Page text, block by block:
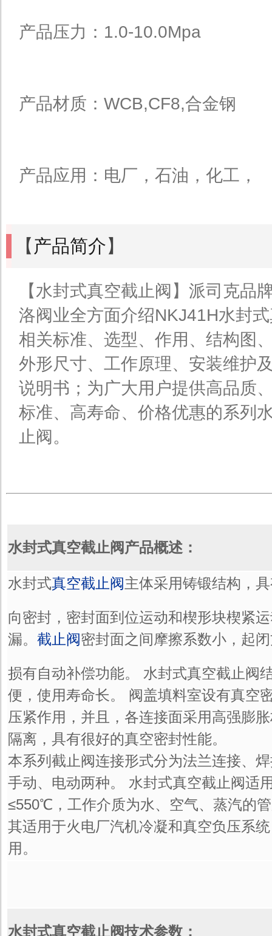
产品压力：1.0-10.0Mpa
产品材质：WCB,CF8,合金钢
产品应用：电厂，石油，化工，
【 产品简介】
【水封式真空截止阀】派司克品
洛阀业全方面介绍NKJ41H水封
相关标准、选型、作用、结构图
外形尺寸、工作原理、安装维护
说明书；为广大用户提供高品质
标准、高寿命、价格优惠的系列
止阀。
水封式真空截止阀产品概述：
水封式真空截止阀主体采用铸锻结构，
向密封，密封面到位运动和楔形块楔紧
漏。 截止阀密封面之间摩擦系数小，起
损有自动补偿功能。 水封式真空截止阀
便，使用寿命长。 阀盖填料室设有真空
压紧作用，并且，各连接面采用高强膨
隔离，具有很好的真空密封性能。
本系列截止阀连接形式分为法兰连接、
手动、电动两种。 水封式真空截止阀适
≤550℃，工作介质为水、空气、蒸汽的
其适用于火电厂汽机冷凝和真空负压系
用。
水封式真空截止阀技术参数：